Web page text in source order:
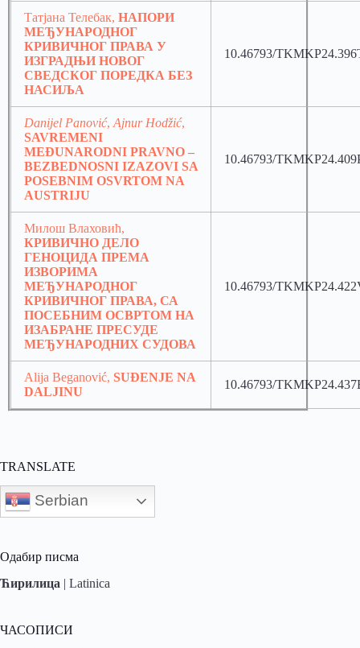
Татјана Телебак, НАПОРИ
МЕЂУНАРОДНОГ
КРИВИЧНОГ ПРАВА У
ИЗГРАДЊИ НОВОГ
СВЕДСКОГ ПОРЕДКА БЕЗ
НАСИЉА
10.46793/
Danijel Panović, Ajnur Hodžić,
SAVREMENI
MEĐUNARODNI PRAVNO –
BEZBEDNOSNI IZAZOVI SA
POSEBNIM OSVRTOM NA
AUSTRIJU
10.46793/
Милош Влаховић,
КРИВИЧНО ДЕЛО
ГЕНОЦИДА ПРЕМА
ИЗВОРИМА
МЕЂУНАРОДНОГ
КРИВИЧНОГ ПРАВА, СА
ПОСЕБНИМ ОСВРТОМ НА
ИЗАБРАНЕ ПРЕСУДЕ
МЕЂУНАРОДНИХ СУДОВА
10.46793/
Alija Beganović, SUĐENJE NA
DALJINU
10.46793/
TRANSLATE
Serbian
Одабир писма
Ћирилица | Latinica
ЧАСОПИСИ